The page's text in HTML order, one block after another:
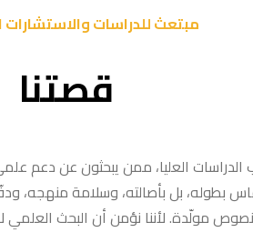
مبتعث للدراسات والاستشارات
قصتنا
العليا، ممن يبحثون عن دعم
بطوله، بل بأصالته، وسلامة
مولّدة. لأننا نؤمن أن البحث العلمي